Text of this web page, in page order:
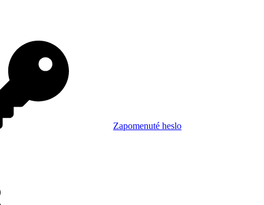
Zapomenuté heslo